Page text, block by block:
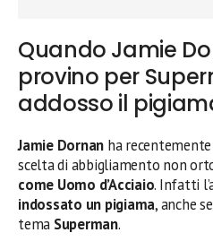
Quando Jamie
provino per
addosso il
Jamie Dornan ha
scelta di abbigliamento non
come Uomo d’Acciaio. Infatti
indossato un pigiama, anche
tema Superman.